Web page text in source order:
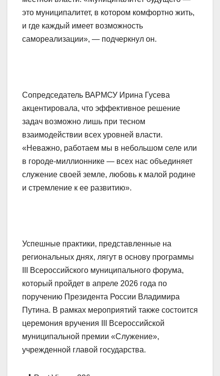
это муниципалитет, в котором комфортно жить,
и где каждый имеет возможность
самореализации», — подчеркнул он.
Сопредседатель ВАРМСУ Ирина Гусева
акцентировала, что эффективное решение
задач возможно лишь при тесном
взаимодействии всех уровней власти.
«Неважно, работаем мы в небольшом селе или
в городе-миллионнике — всех нас объединяет
служение своей земле, любовь к малой родине
и стремление к ее развитию».
Успешные практики, представленные на
региональных днях, лягут в основу программы
III Всероссийского муниципального форума,
который пройдет в апреле 2026 года по
поручению Президента России Владимира
Путина. В рамках мероприятий также состоится
церемония вручения III Всероссийской
муниципальной премии «Служение»,
учрежденной главой государства.